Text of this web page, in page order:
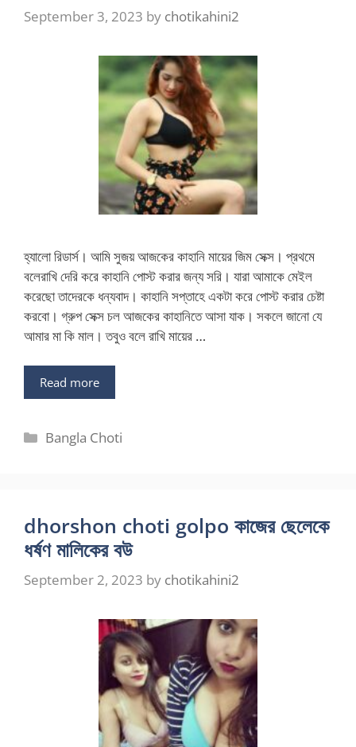
September 3, 2023 by chotikahini2
হ্যালো রিডার্স। আমি সুজয় আজকের কাহানি মায়ের জিম সেক্স। প্রথমে
বলেরাখি দেরি করে কাহানি পোস্ট করার জন্য সরি। যারা আমাকে মেইল
করেছো তাদেরকে ধন্যবাদ। কাহানি সপ্তাহে একটা করে পোস্ট করার চেষ্টা
করবো। গ্রুপ সেক্স চল আজকের কাহানিতে আসা যাক। সকলে জানো যে
আমার মা কি মাল। তবুও বলে রাখি মায়ের …
Read more
Categories
Bangla Choti
dhorshon choti golpo কাজের ছেলেকে
ধর্ষণ মালিকের বউ
September 2, 2023 by chotikahini2